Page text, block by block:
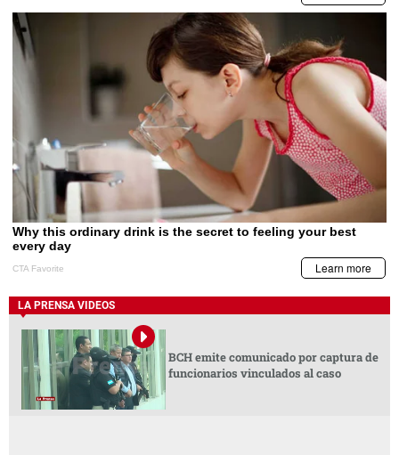
LA PRENSA VIDEOS
BCH emite comunicado por captura de
funcionarios vinculados al caso